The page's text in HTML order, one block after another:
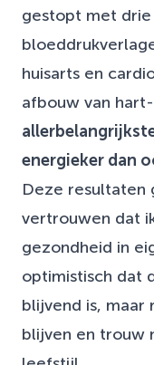
gestopt met
huisarts en
afbouw van
energieker dan
Deze resultaten
vertrouwen dat
gezondheid in
optimistisch dat
blijvend is, maar
blijven en trouw